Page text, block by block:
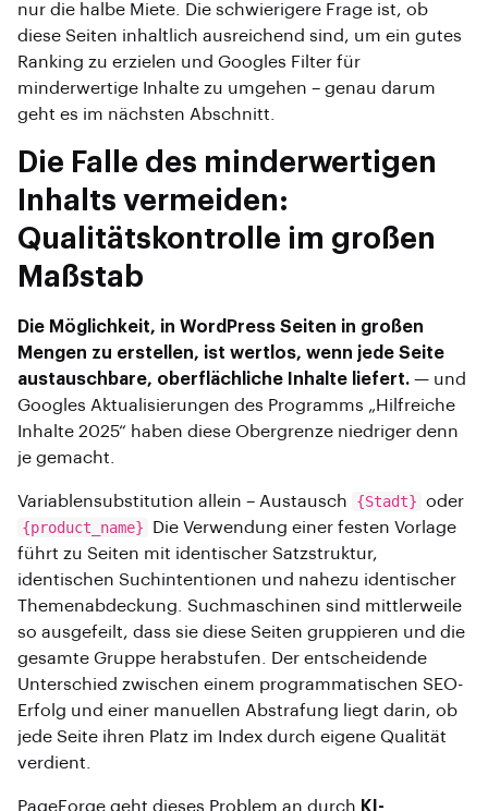
nur die halbe Miete. Die schwierigere Frage ist, ob
diese Seiten inhaltlich ausreichend sind, um ein gutes
Ranking zu erzielen und Googles Filter für
minderwertige Inhalte zu umgehen – genau darum
geht es im nächsten Abschnitt.
Die Falle des minderwertigen
Inhalts vermeiden:
Qualitätskontrolle im großen
Maßstab
Die Möglichkeit, in WordPress Seiten in großen
Mengen zu erstellen, ist wertlos, wenn jede Seite
austauschbare, oberflächliche Inhalte liefert. — und
Googles Aktualisierungen des Programms „Hilfreiche
Inhalte 2025“ haben diese Obergrenze niedriger denn
je gemacht.
Variablensubstitution allein – Austausch {Stadt} oder
{product_name}
Die Verwendung einer festen Vorlage
führt zu Seiten mit identischer Satzstruktur,
identischen Suchintentionen und nahezu identischer
Themenabdeckung. Suchmaschinen sind mittlerweile
so ausgefeilt, dass sie diese Seiten gruppieren und die
gesamte Gruppe herabstufen. Der entscheidende
Unterschied zwischen einem programmatischen SEO-
Erfolg und einer manuellen Abstrafung liegt darin, ob
jede Seite ihren Platz im Index durch eigene Qualität
verdient.
PageForge geht dieses Problem an durch KI-